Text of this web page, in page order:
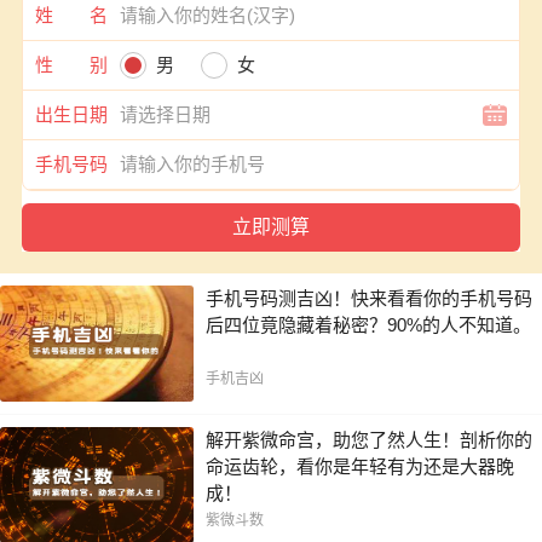
姓 名
性 别 男 女
出生日期
手机号码
手机号码测吉凶！快来看看你的手机号码
后四位竟隐藏着秘密？90%的人不知道。
手机吉凶
解开紫微命宫，助您了然人生！剖析你的
命运齿轮，看你是年轻有为还是大器晚
成！
紫微斗数